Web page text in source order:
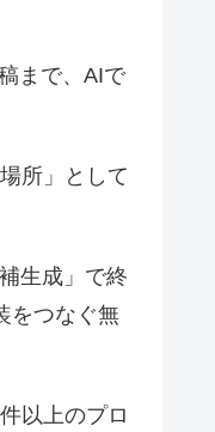
まで、AIで
所」として
生成」で終
をつなぐ無
以上のプロ